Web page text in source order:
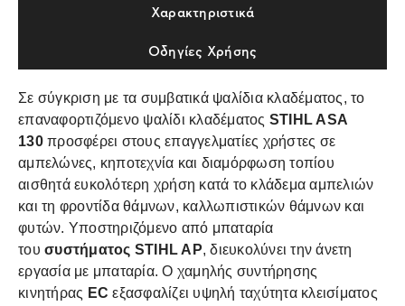
Χαρακτηριστικά
Οδηγίες Χρήσης
Σε σύγκριση με τα συμβατικά ψαλίδια κλαδέματος, το
επαναφορτιζόμενο ψαλίδι κλαδέματος STIHL ASA
130 προσφέρει στους επαγγελματίες χρήστες σε
αμπελώνες, κηποτεχνία και διαμόρφωση τοπίου
αισθητά ευκολότερη χρήση κατά το κλάδεμα αμπελιών
και τη φροντίδα θάμνων, καλλωπιστικών θάμνων και
φυτών. Υποστηριζόμενο από μπαταρία
του συστήματος STIHL AP, διευκολύνει την άνετη
εργασία με μπαταρία. Ο χαμηλής συντήρησης
κινητήρας EC εξασφαλίζει υψηλή ταχύτητα κλεισίματος